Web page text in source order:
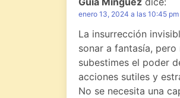
enero 13, 2024 a las 10:45 pm
La insurrección
sonar a fantasía, pero
subestimes el poder
acciones sutiles y
No se necesita una